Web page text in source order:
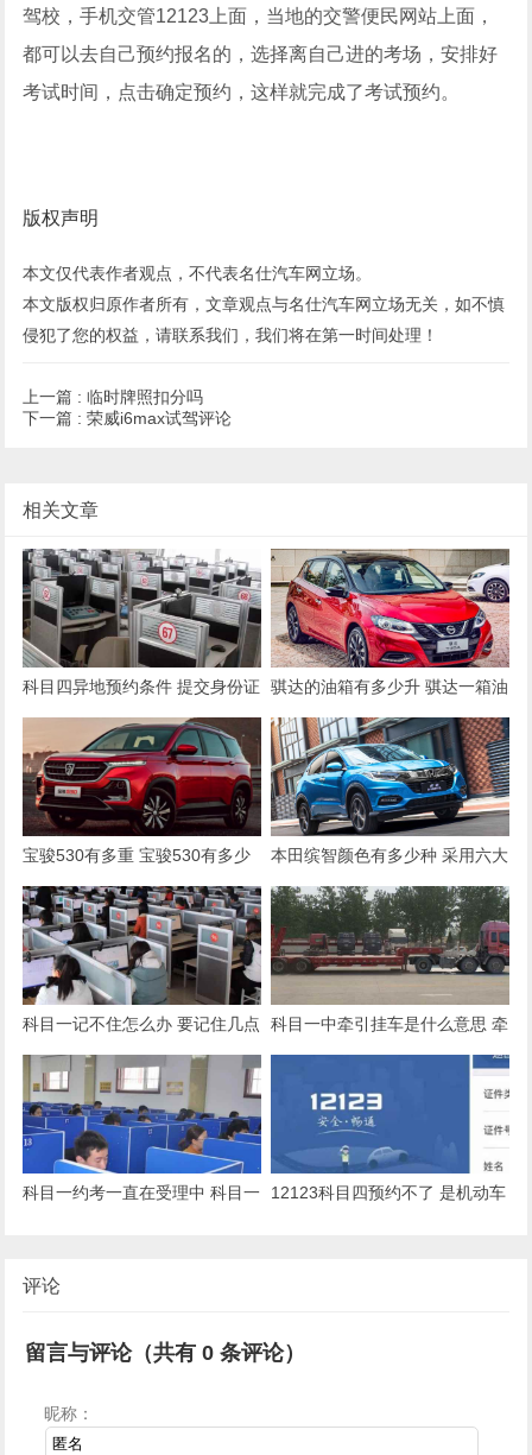
驾校，手机交管12123上面，当地的交警便民网站上面，
都可以去自己预约报名的，选择离自己进的考场，安排好
考试时间，点击确定预约，这样就完成了考试预约。
版权声明
本文仅代表作者观点，不代表名仕汽车网立场。
本文版权归原作者所有，文章观点与名仕汽车网立场无关，如不慎
侵犯了您的权益，请联系我们，我们将在第一时间处理！
上一篇 : 临时牌照扣分吗
下一篇 : 荣威i6max试驾评论
相关文章
科目四异地预约条件 提交身份证
骐达的油箱有多少升 骐达一箱油
多少升(一满箱油50L)
宝骏530有多重 宝骏530有多少
重量(1490kg)
本田缤智颜色有多少种 采用六大
外观配色(玫瑰黑配色最大气)
科目一记不住怎么办 要记住几点
窍门
科目一中牵引挂车是什么意思 牵
科目一约考一直在受理中 科目一
12123科目四预约不了 是机动车
评论
留言与评论（共有0 条评论）
昵称：